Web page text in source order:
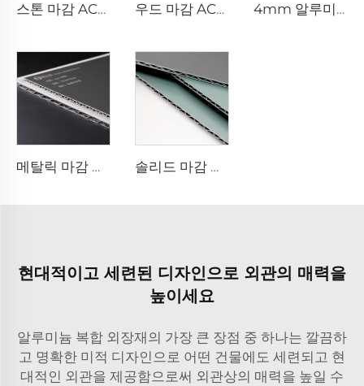
스톤 마감 ACP - 4mm x 1220mm x 2440mm 우드 마감 ACP 복합판 - 4mm x 1220mm x 2440mm 4mm 알루미늄 복합판 - 4mm 1220mm x 2440mm (122cm x 244cm)
메탈릭 마감 알루미늄 복합판 - 0.4cm x 122cm x 244cm 솔리드 마감 알루미늄 복합판 - 4mm x 1220mm x 2440mm
현대적이고 세련된 디자인으로 외관의 매력을
높이세요
알루미늄 복합 외장재의 가장 큰 장점 중 하나는 깔끔하
고 명확한 미적 디자인으로 어떤 건물에도 세련되고 현
대적인 외관을 제공함으로써 외관상의 매력을 높일 수